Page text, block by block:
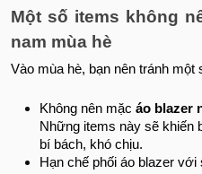
Một số items không
nam mùa hè
Vào mùa hè, bạn nên tránh
Không nên mặc áo blazer
Những items này sẽ khiến
bí bách, khó chịu.
Hạn chế phối áo blazer